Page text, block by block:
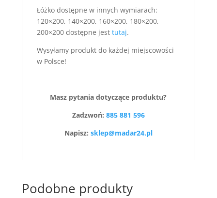
Łóżko dostępne w innych wymiarach:
120×200, 140×200, 160×200, 180×200,
200×200 dostępne jest tutaj.
Wysyłamy produkt do każdej miejscowości
w Polsce!
Masz pytania dotyczące produktu?
Zadzwoń: 885 881 596
Napisz: sklep@madar24.pl
Podobne produkty